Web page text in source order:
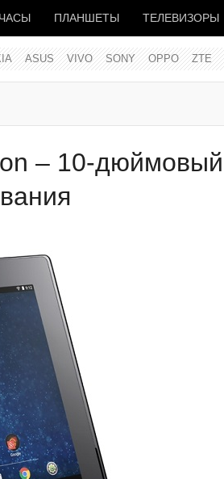
ПЛАНШЕТЫ ТЕЛЕВИЗОРЫ
ASUS VIVO SONY OPPO ZTE
– 10-дюймовый